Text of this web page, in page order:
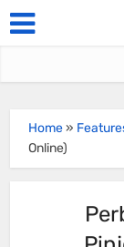
Home»
Online)